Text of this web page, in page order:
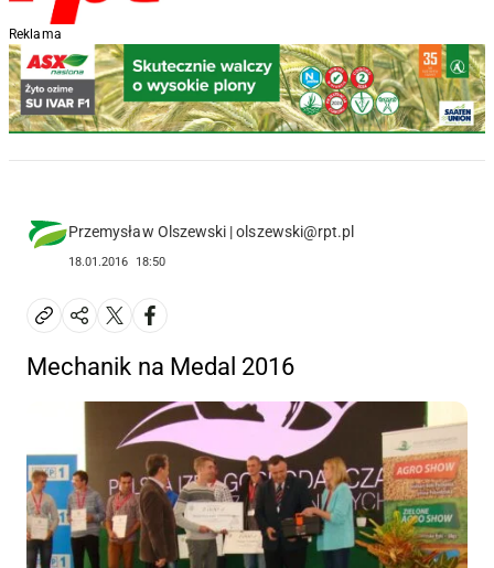
Reklama
Przemysław Olszewski | olszewski@rpt.pl
18.01.2016 18:50
Mechanik na Medal 2016